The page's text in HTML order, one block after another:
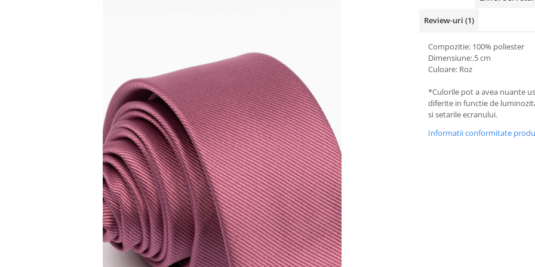
Review-uri (1)
Compozitie: 100% poliester
Dimensiune:.5 cm
Culoare: Roz
*Culorile pot a avea nuante
diferite in functie de
si setarile ecranului.
Informatii conformitate